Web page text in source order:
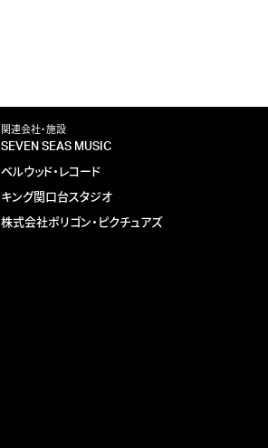
関連会社・施設
SEVEN SEAS MUSIC
ベルウッド・レコード
キング関口台スタジオ
株式会社ポリゴン・ピクチュアズ